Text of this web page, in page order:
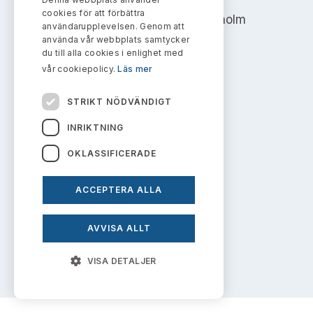
Ledamöter
Huvudmän
Publikationer och anföranden
Sök uttalanden
Avgifter
Prenumerera
Kontakt administrativa ärenden
Address: Box 7354, 103 90 Stockholm
info@aktiemarknadsnamnden.se
Om innehållet
Om webbplatsen
Kakor
Personuppgiftspolicy
Prenumerera på uttalanden
cookies för att förbättra
användarupplevelsen. Genom att
använda vår webbplats samtycker
du till alla cookies i enlighet med
vår cookiepolicy.Läs mer
STRIKT NÖDVÄNDIGT
INRIKTNING
OKLASSIFICERADE
ACCEPTERA ALLA
AVVISA ALLT
VISA DETALJER